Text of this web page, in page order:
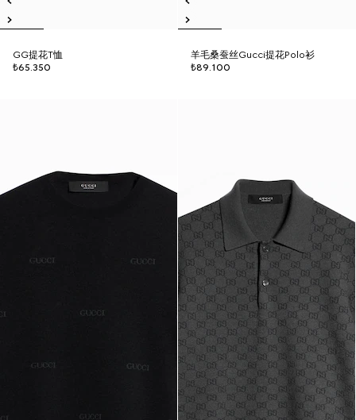
GG提花T恤
₺65.350
羊毛桑蚕丝Gucci提花Polo衫
₺89.100